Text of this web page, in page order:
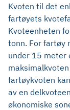
Kvoten til det
fartøyets
Kvoteenheten
tonn. For fartøy
under 15 meter
fartøykvoten
av en
økonomiske